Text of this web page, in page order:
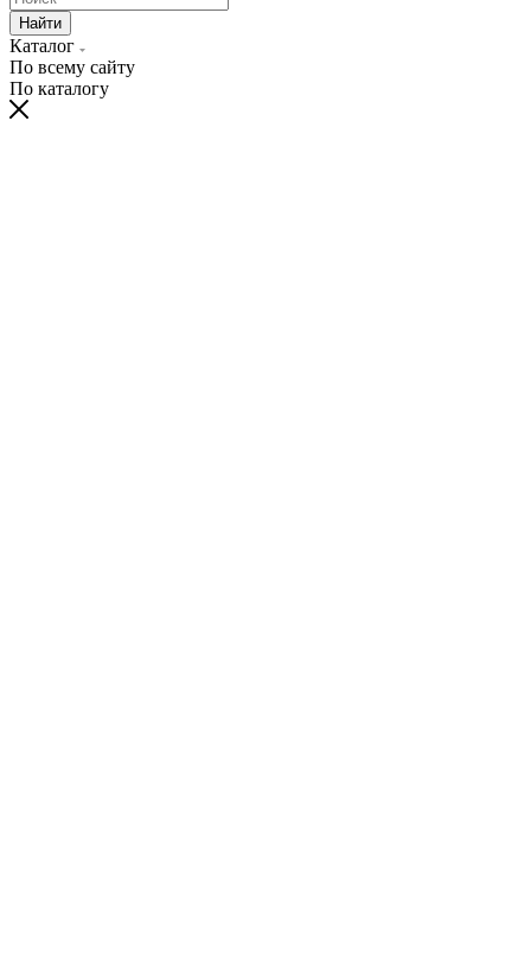
Найти
Каталог
По всему сайту
По каталогу